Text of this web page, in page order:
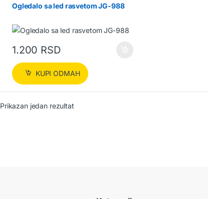
Ogledalo sa led rasvetom JG-988
1.200 RSD
KUPI ODMAH
Prikazan jedan rezultat